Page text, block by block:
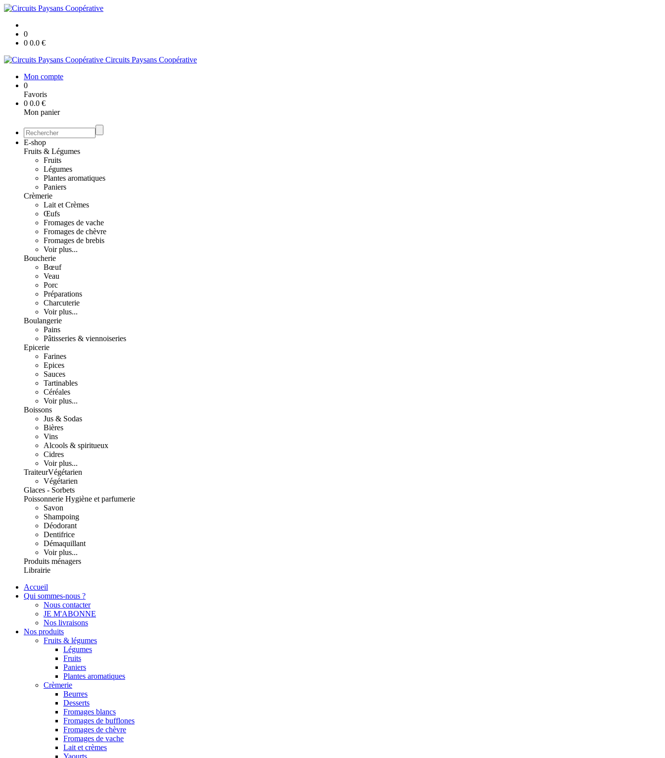
0
0 0.0 €
Circuits Paysans Coopérative
Mon compte
0
Favoris
0 0.0 €
Mon panier
E-shop
Fruits & Légumes
Fruits
Légumes
Plantes aromatiques
Paniers
Crèmerie
Lait et Crèmes
Œufs
Fromages de vache
Fromages de chèvre
Fromages de brebis
Voir plus...
Boucherie
Bœuf
Veau
Porc
Préparations
Charcuterie
Voir plus...
Boulangerie
Pains
Pâtisseries & viennoiseries
Epicerie
Farines
Epices
Sauces
Tartinables
Céréales
Voir plus...
Boissons
Jus & Sodas
Bières
Vins
Alcools & spiritueux
Cidres
Voir plus...
TraiteurVégétarien
Végétarien
Glaces - Sorbets
Poissonnerie Hygiène et parfumerie
Savon
Shampoing
Déodorant
Dentifrice
Démaquillant
Voir plus...
Produits ménagers
Librairie
Accueil
Qui sommes-nous ?
Nous contacter
JE M'ABONNE
Nos livraisons
Nos produits
Fruits & légumes
Légumes
Fruits
Paniers
Plantes aromatiques
Crèmerie
Beurres
Desserts
Fromages blancs
Fromages de bufflones
Fromages de chèvre
Fromages de vache
Lait et crèmes
Yaourts